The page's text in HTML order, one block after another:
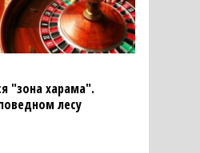
"зона харама".
лесу